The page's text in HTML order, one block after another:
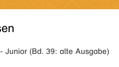
Junior (Bd. 39: alte Ausgabe)